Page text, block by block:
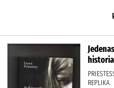
REPLIKA